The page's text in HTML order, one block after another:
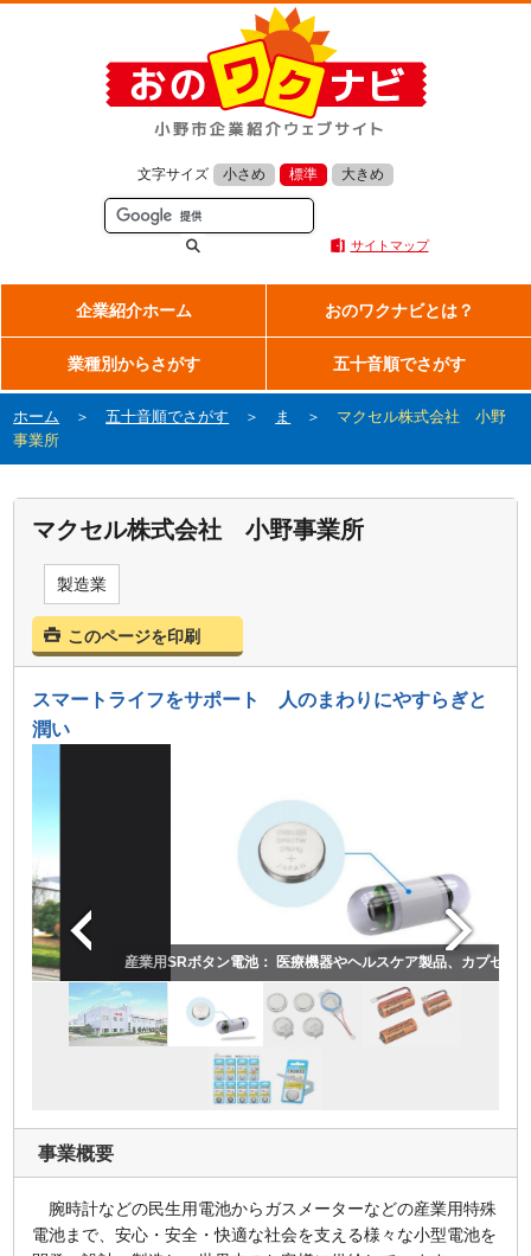
文字サイズ 小さめ 標準 大きめ
サイトマップ
企業紹介ホーム おのワクナビとは？
業種別からさがす 五十音順でさがす
ホーム ＞五十音順でさがす ＞ ま ＞ マクセル株式会社 小野
事業所
マクセル株式会社 小野事業所
製造業
このページを印刷
スマートライフをサポート 人のまわりにやすらぎと
潤い
産業用SRボタン電池： 医療機器やヘルスケア製品、カプセル型の内視鏡な
事業概要
腕時計などの民生用電池からガスメーターなどの産業用特殊
電池まで、安心・安全・快適な社会を支える様々な小型電池を